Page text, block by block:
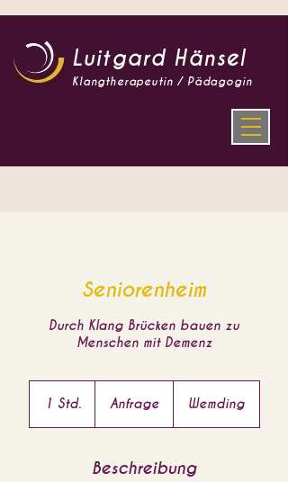
Luitgard Hänsel
Klangtherapeutin / Pädagogin
Seniorenheim
Durch Klang Brücken bauen zu
Menschen mit Demenz
1 Std.1
Anfrage Wemding
Beschreibung